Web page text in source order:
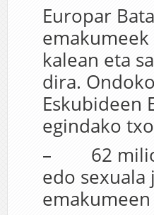
Europar
kalean eta
dira.
Eskubideen
egindako
– 62 milioi
edo sexuala
emakumeen